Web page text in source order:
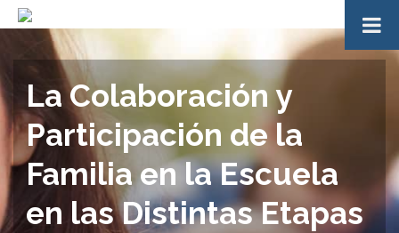
La Colaboración y
Participación de la
Familia en la Escuela
en las Distintas Etapas